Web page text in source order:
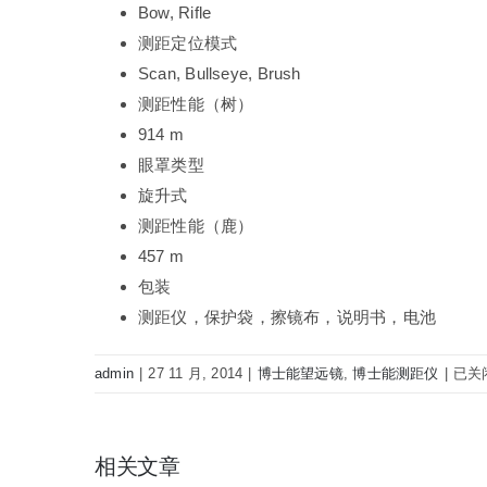
Bow, Rifle
测距定位模式
Scan, Bullseye, Brush
测距性能（树）
914 m
眼罩类型
旋升式
测距性能（鹿）
457 m
包装
测距仪，保护袋，擦镜布，说明书，电池
admin 27 11 月, 2014 博士能望远镜,博士能测距仪
博
已关
相关文章